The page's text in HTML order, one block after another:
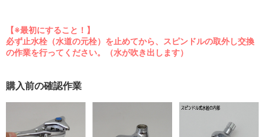
【※最初にすること！】
必ず止水栓（水道の元栓）を止めてから、スピンドルの取外し交換
の作業を行ってください。（水が吹き出します）
購入前の確認作業